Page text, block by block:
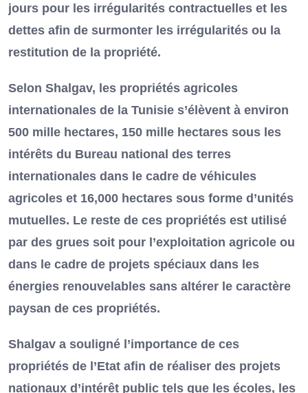
jours pour les irrégularités contractuelles et les
dettes afin de surmonter les irrégularités ou la
restitution de la propriété.
Selon Shalgav, les propriétés agricoles
internationales de la Tunisie s’élèvent à environ
500 mille hectares, 150 mille hectares sous les
intérêts du Bureau national des terres
internationales dans le cadre de véhicules
agricoles et 16,000 hectares sous forme d’unités
mutuelles. Le reste de ces propriétés est utilisé
par des grues soit pour l’exploitation agricole ou
dans le cadre de projets spéciaux dans les
énergies renouvelables sans altérer le caractère
paysan de ces propriétés.
Shalgav a souligné l’importance de ces
propriétés de l’Etat afin de réaliser des projets
nationaux d’intérêt public tels que les écoles, les